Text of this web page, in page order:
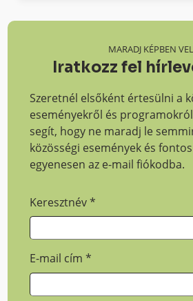
MARADJ KÉPBEN
Iratkozz fel
Szeretnél elsőként értesülni a
eseményekről és
segít, hogy ne maradj le
közösségi események és
egyenesen az e-mail fiókodba.
Keresztnév*
E-mail cím*